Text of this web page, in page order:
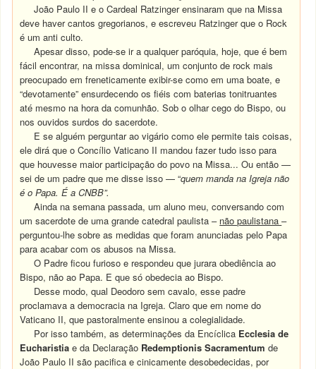
João Paulo II e o Cardeal Ratzinger ensinaram que na Missa
deve haver cantos gregorianos, e escreveu Ratzinger que o Rock
é um anti culto.
Apesar disso, pode-se ir a qualquer paróquia, hoje, que é bem
fácil encontrar, na missa dominical, um conjunto de rock mais
preocupado em freneticamente exibir-se como em uma boate, e
“devotamente” ensurdecendo os fiéis com baterias tonitruantes
até mesmo na hora da comunhão. Sob o olhar cego do Bispo, ou
nos ouvidos surdos do sacerdote.
E se alguém perguntar ao vigário como ele permite tais coisas,
ele dirá que o Concílio Vaticano II mandou fazer tudo isso para
que houvesse maior participação do povo na Missa... Ou então —
sei de um padre que me disse isso — “quem manda na Igreja não
é o Papa. É a CNBB”.
Ainda na semana passada, um aluno meu, conversando com
um sacerdote de uma grande catedral paulista – não paulistana–
perguntou-lhe sobre as medidas que foram anunciadas pelo Papa
para acabar com os abusos na Missa.
O Padre ficou furioso e respondeu que jurara obediência ao
Bispo, não ao Papa. E que só obedecia ao Bispo.
Desse modo, qual Deodoro sem cavalo, esse padre
proclamava a democracia na Igreja. Claro que em nome do
Vaticano II, que pastoralmente ensinou a colegialidade.
Por isso também, as determinações da Encíclica Ecclesia de
Eucharistia e da Declaração Redemptionis Sacramentum de
João Paulo II são pacifica e cinicamente desobedecidas, por